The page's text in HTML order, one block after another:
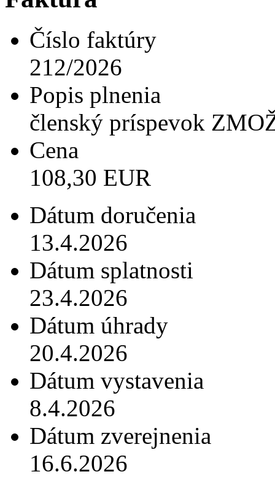
Číslo faktúry
212/2026
Popis plnenia
členský príspevok
Cena
108,30 EUR
Dátum doručenia
13.4.2026
Dátum splatnosti
23.4.2026
Dátum úhrady
20.4.2026
Dátum vystavenia
8.4.2026
Dátum zverejnenia
16.6.2026